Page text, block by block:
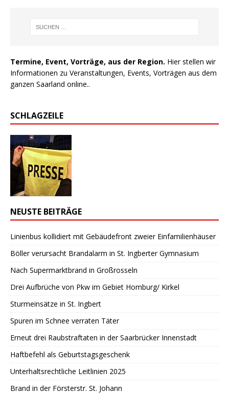
Termine, Event, Vorträge, aus der Region. Hier stellen wir
Informationen zu Veranstaltungen, Events, Vorträgen aus dem
ganzen Saarland online..
SCHLAGZEILE
NEUSTE BEITRÄGE
Linienbus kollidiert mit Gebäudefront zweier Einfamilienhäuser
Böller verursacht Brandalarm in St. Ingberter Gymnasium
Nach Supermarktbrand in Großrosseln
Drei Aufbrüche von Pkw im Gebiet Homburg/ Kirkel
Sturmeinsätze in St. Ingbert
Spuren im Schnee verraten Täter
Erneut drei Raubstraftaten in der Saarbrücker Innenstadt
Haftbefehl als Geburtstagsgeschenk
Unterhaltsrechtliche Leitlinien 2025
Brand in der Försterstr. St. Johann